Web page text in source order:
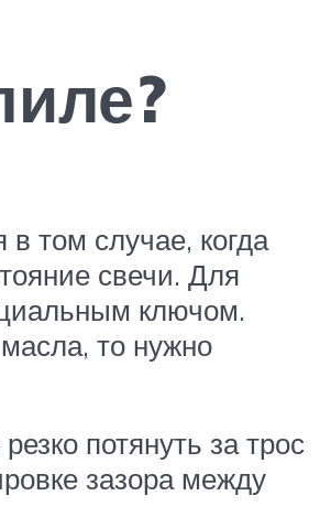
том случае, когда
свечи. Для
ключом.
то нужно
потянуть за трос
зазора между